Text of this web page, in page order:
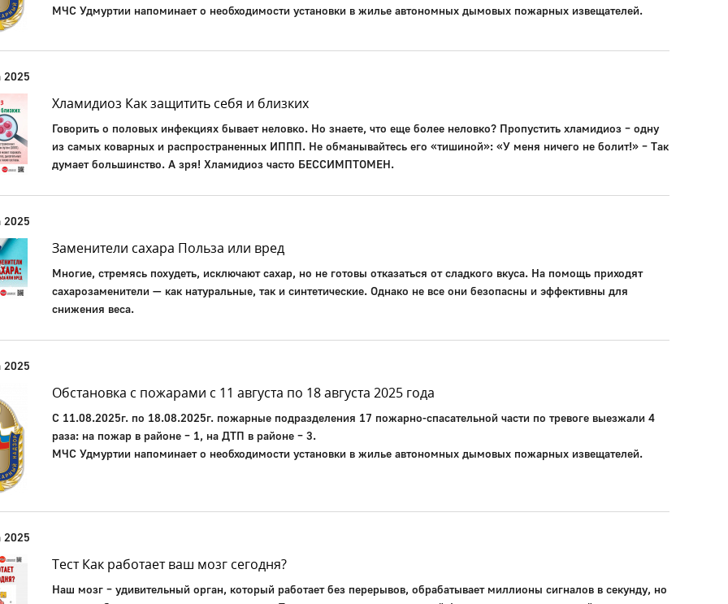
МЧС Удмуртии напоминает о необходимости установки в жилье автономных дымовых пожарных извещателей.
2025
Хламидиоз Как защитить себя и близких
Говорить о половых инфекциях бывает неловко. Но знаете, что еще более неловко? Пропустить хламидиоз – одну
из самых коварных и распространенных ИППП. Не обманывайтесь его «тишиной»: «У меня ничего не болит!» – Так
думает большинство. А зря! Хламидиоз часто БЕССИМПТОМЕН.
2025
Заменители сахара Польза или вред
Многие, стремясь похудеть, исключают сахар, но не готовы отказаться от сладкого вкуса. На помощь приходят
сахарозаменители — как натуральные, так и синтетические. Однако не все они безопасны и эффективны для
снижения веса.
2025
Обстановка с пожарами с 11 августа по 18 августа 2025 года
С 11.08.2025г. по 18.08.2025г. пожарные подразделения 17 пожарно-спасательной части по тревоге выезжали 4
раза: на пожар в районе – 1, на ДТП в районе – 3.
МЧС Удмуртии напоминает о необходимости установки в жилье автономных дымовых пожарных извещателей.
2025
Тест Как работает ваш мозг сегодня?
Наш мозг – удивительный орган, который работает без перерывов, обрабатывает миллионы сигналов в секунду, но